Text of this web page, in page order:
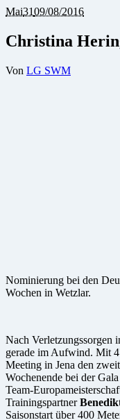
Mai3109/08/2016
Christina
Von LG SWM
Nominierung bei den
Wochen in Wetzlar.
Nach Verletzungssorgen
gerade im Aufwind. Mit
Meeting in Jena den
Wochenende bei der
Team-
Trainingspartner
Saisonstart über 400